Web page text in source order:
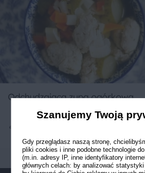
Odchudzająca zupa ogórkowa
Szanujemy Twoją
Gdy przeglądasz naszą stronę,
pliki cookies i inne podobne technologie
(m.in. adresy IP, inne identyfikatory
głównych celach: by analizować